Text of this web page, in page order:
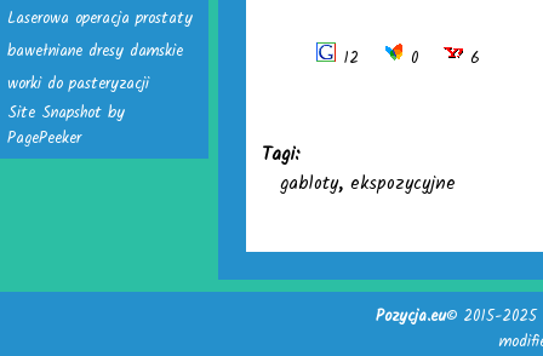
Laserowa operacja prostaty
bawełniane dresy damskie
worki do pasteryzacji
Site Snapshot by
PagePeeker
12 0 6
Tagi:
gabloty, ekspozycyjne
Pozycja.eu© 2015-